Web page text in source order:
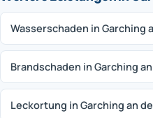
Wasserschaden in Garching
Brandschaden in Garching
Leckortung in Garching an